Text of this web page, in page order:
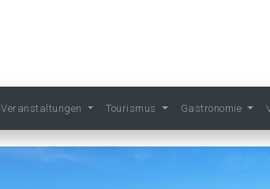
Veranstaltungen Tourismus Gastronomie